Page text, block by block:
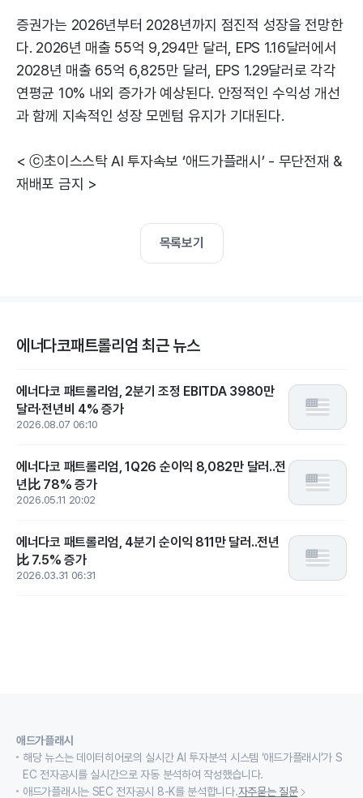
증권가는 2026년부터 2028년까지 점진적 성장을 전망한
다. 2026년 매출 55억 9,294만 달러, EPS 1.16달러에서
2028년 매출 65억 6,825만 달러, EPS 1.29달러로 각각
연평균 10% 내외 증가가 예상된다. 안정적인 수익성 개선
과 함께 지속적인 성장 모멘텀 유지가 기대된다.
< ⓒ초이스스탁 AI 투자속보 ‘애드가플래시’ - 무단전재 &
재배포 금지 >
목록보기
에너다코패트롤리엄 최근 뉴스
에너다코 패트롤리엄, 2분기 조정 EBITDA 3980만
달러·전년비 4% 증가
2026.08.07 06:10
에너다코 패트롤리엄, 1Q26 순이익 8,082만 달러..전
년比 78% 증가
2026.05.11 20:02
에너다코 패트롤리엄, 4분기 순이익 811만 달러..전년
比 7.5% 증가
2026.03.31 06:31
애드가플래시
해당 뉴스는 데이터히어로의 실시간 AI 투자분석 시스템 ‘애드가플래시’가 S
EC 전자공시를 실시간으로 자동 분석하여 작성했습니다.
애드가플래시는 SEC 전자공시 8-K를 분석합니다.자주묻는 질문